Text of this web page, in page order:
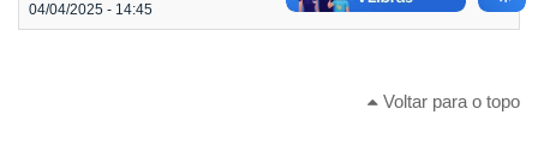
04/04/2025 - 14:45
Voltar para o topo